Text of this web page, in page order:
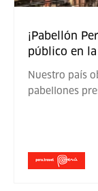
¡Pabellón
público en
Nuestro país
pabellones